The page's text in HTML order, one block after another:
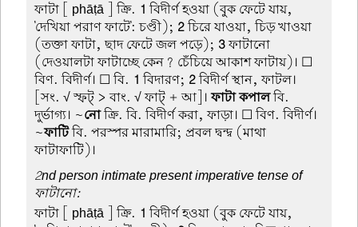
ফাটা [ phāṭā ] ক্রি. 1 বিদীর্ণ হওয়া (বুক ফেটে যায়,
'দেখিয়া পরাণ ফাটে': চণ্ডী); 2চিরে যাওয়া, চিড় খাওয়া
(তক্তা ফাটা, ছাদ ফেটে জল পড়ে); 3ফাটানো
(দেওয়ালটা ফাটাচ্ছে কেন? চেঁচিয়ে আকাশ ফাটায়)। ☐
বিণ. বিদীর্ণ। ☐ বি. 1 বিদারণ; 2বিদীর্ণ স্থান, ফাটল।
[সং. √ স্ফট্ > বাং. √ ফাট্ + আ]।ফাটা কপালবি.
দুর্ভাগ্য। ~নোক্রি. বি. বিদীর্ণ করা, ফাড়া। ☐ বিণ. বিদীর্ণ।
~ফাটিবি. পরস্পর মারামারি; প্রবল দ্বন্দ্ব (মাথা-
ফাটাফাটি)।
2nd person intimate present imperative tense of
ফাটানো:
ফাটা [ phāṭā ] ক্রি. 1 বিদীর্ণ হওয়া (বুক ফেটে যায়,